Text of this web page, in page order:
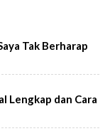
Tak Berharap
Lengkap dan Cara